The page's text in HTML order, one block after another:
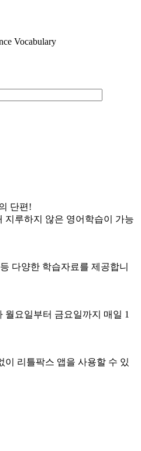
Vocabulary
단편!
지루하지 않은 영어학습이 가능
다양한 학습자료를 제공합니
월요일부터 금요일까지 매일 1
이 리틀팍스 앱을 사용할 수 있